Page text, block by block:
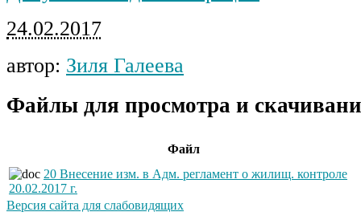
24.02.2017
автор: Зиля Галеева
Файлы для просмотра и
Файл
20 Внесение изм. в Адм. регламент о жилищ. контроле
20.02.2017 г.
Версия сайта для слабовидящих